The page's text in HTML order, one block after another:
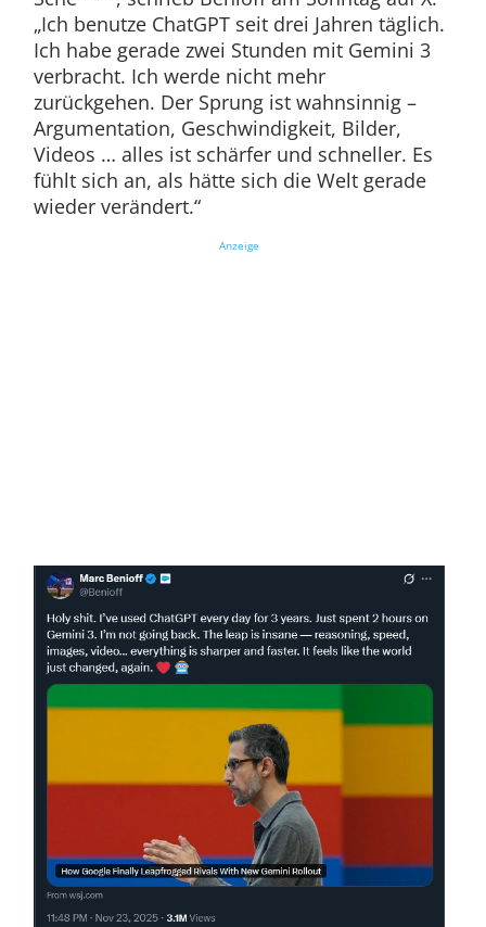
„Ich benutze ChatGPT seit drei Jahren täglich.
Ich habe gerade zwei Stunden mit Gemini 3
verbracht. Ich werde nicht mehr
zurückgehen. Der Sprung ist wahnsinnig –
Argumentation, Geschwindigkeit, Bilder,
Videos … alles ist schärfer und schneller. Es
fühlt sich an, als hätte sich die Welt gerade
wieder verändert.“
Anzeige